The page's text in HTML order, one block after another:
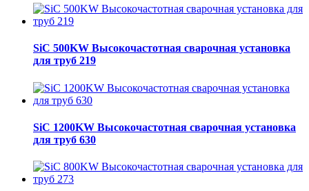
SiC 500KW Высокочастотная сварочная установка
для труб 219
SiC 1200KW Высокочастотная сварочная установка
для труб 630